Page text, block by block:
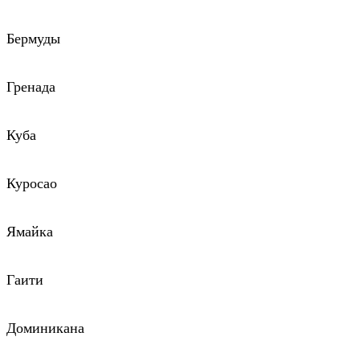
Бермуды
Гренада
Куба
Куросао
Ямайка
Гаити
Доминикана